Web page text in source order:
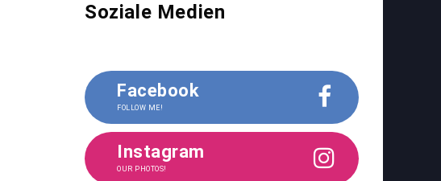
Soziale Medien
Facebook
FOLLOW ME!
Instagram
OUR PHOTOS!